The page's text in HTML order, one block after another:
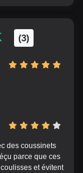
(3)
des coussinets
parce que ces
et évitent